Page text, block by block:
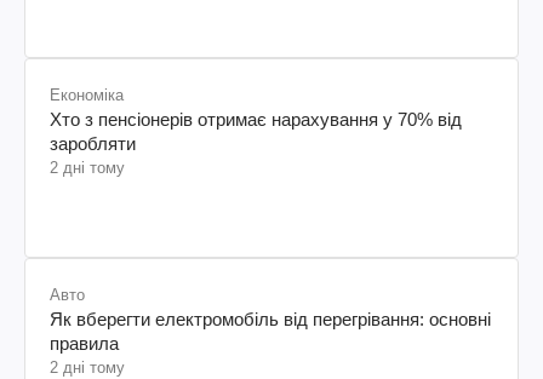
Економіка
Хто з пенсіонерів отримає нарахування у 70% від
заробляти
2 дні тому
Авто
Як вберегти електромобіль від перегрівання: основні
правила
2 дні тому